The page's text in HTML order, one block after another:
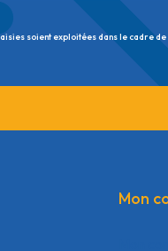
soient exploitées dans le cadre
Mon